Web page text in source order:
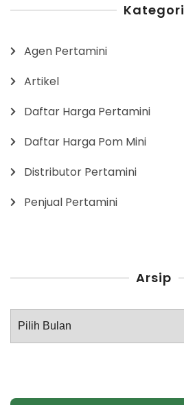
Kategori
Agen Pertamini
Artikel
Daftar Harga Pertamini
Daftar Harga Pom Mini
Distributor Pertamini
Penjual Pertamini
Arsip
Arsip